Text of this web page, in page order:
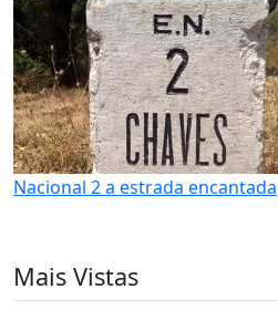
Nacional 2 a estrada encantada
Mais Vistas